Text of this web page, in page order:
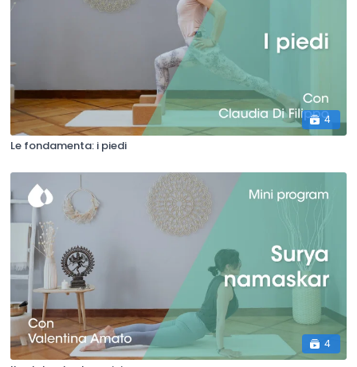
4
Le fondamenta: i piedi
4